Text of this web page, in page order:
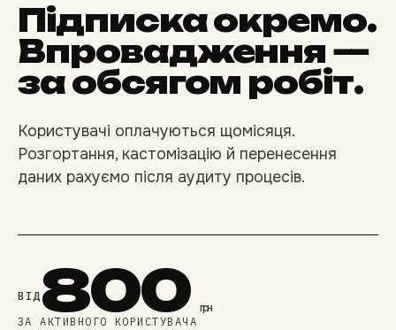
Підписка окремо.
Впровадження —
за обсягом робіт.
Користувачі оплачуються щомісяця.
Розгортання, кастомізацію й перенесення
даних рахуємо після аудиту процесів.
ВІД800 грн
ЗА АКТИВНОГО КОРИСТУВАЧА